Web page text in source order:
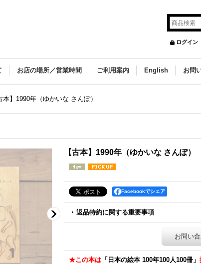
ログイン
お店の場所／営業時間 ご利用案内 English お問
本】1990年（ゆかいな さんぽ）
【古本】1990年（ゆかいな さんぽ）
Facebookでシェア
返品特約に関する重要事項
お問い
★この本は 「日本の絵本 100年100人100冊」